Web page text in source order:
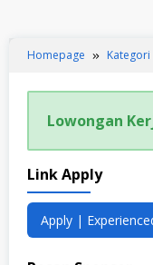
Homepage Kategori
Lowongan
Link Apply
Apply |